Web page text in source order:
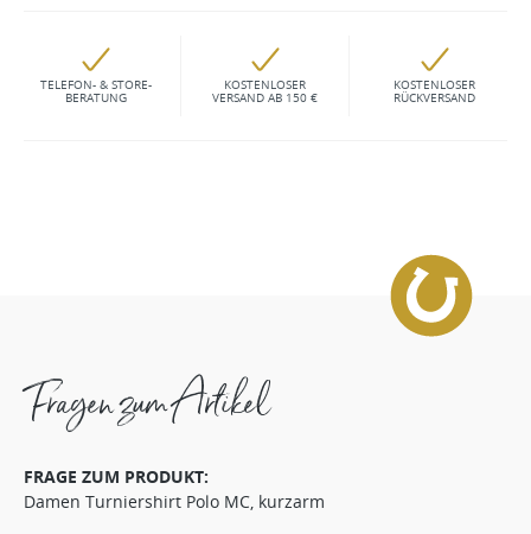
TELEFON- & STORE-
BERATUNG
KOSTENLOSER
VERSAND AB 150 €
KOSTENLOSER
RÜCKVERSAND
Fragen zum Artikel
FRAGE ZUM PRODUKT:
Damen Turniershirt Polo MC, kurzarm